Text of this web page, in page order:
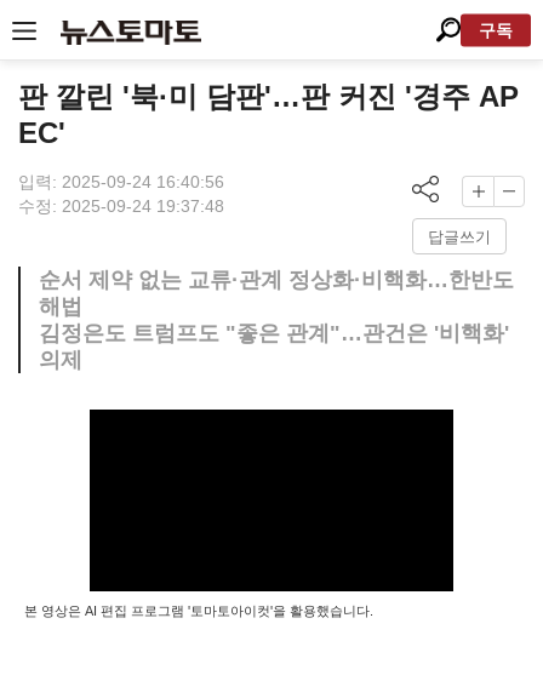
구독
판 깔린 '북·미 담판'…판 커진 '경주 AP
EC'
입력: 2025-09-24 16:40:56
수정: 2025-09-24 19:37:48
답글쓰기
순서 제약 없는 교류·관계 정상화·비핵화…한반도
해법
김정은도 트럼프도 "좋은 관계"…관건은 '비핵화'
의제
본 영상은 AI 편집 프로그램 '토마토아이컷'을 활용했습니다.